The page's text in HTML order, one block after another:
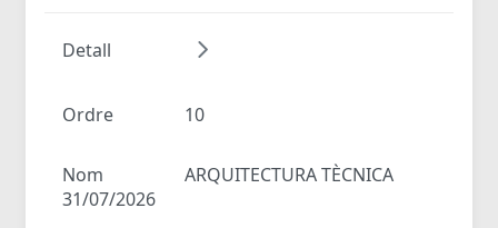
Detall
Ordre 10
Nom
ARQUITECTURA TÈCNICA
31/07/2026